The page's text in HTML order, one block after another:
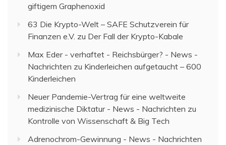
giftigem Graphenoxid
63 Die Krypto-Welt – SAFE Schutzverein für
Finanzen e.V. zu Der Fall der Krypto-Kabale
Max Eder - verhaftet - Reichsbürger? - News -
Nachrichten zu Kinderleichen aufgetaucht – 600
Kinderleichen
Neuer Pandemie-Vertrag für eine weltweite
medizinische Diktatur - News - Nachrichten zu
Kontrolle von Wissenschaft & Big Tech
Adrenochrom-Gewinnung - News - Nachrichten